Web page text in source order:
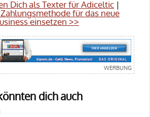
Dich als Texter für Adiceltic |
für das neue
einsetzen >>
dich auch